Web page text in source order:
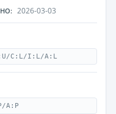
2026-03-03
C:L/I:L/A:L
A:P